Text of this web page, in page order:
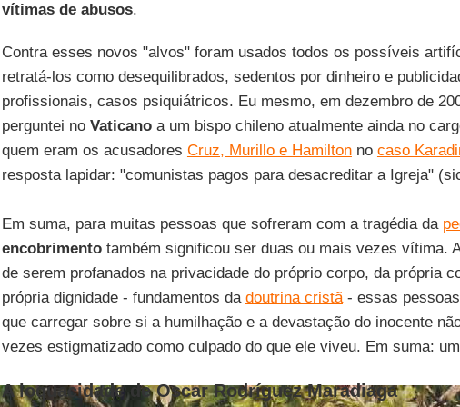
vítimas de abusos.
Contra esses novos "alvos" foram usados todos os possíveis
retratá-los como desequilibrados, sedentos por dinheiro e
profissionais, casos psiquiátricos. Eu mesmo, em dezembro de
perguntei no Vaticanoa um bispo chileno atualmente ainda no
quem eram os acusadores Cruz, Murillo e Hamiltonno caso
resposta lapidar: "comunistas pagos para desacreditar a Igreja"
Em suma, para muitas pessoas que sofreram com a tragédia da
encobrimentotambém significou ser duas ou mais vezes vítima.
de serem profanados na privacidade do próprio corpo, da própria
própria dignidade - fundamentos da doutrina cristã- essas
que carregar sobre si a humilhação e a devastação do inocente
vezes estigmatizado como culpado do que ele viveu. Em suma:
A loquacidade de Oscar Rodríguez Maradiaga